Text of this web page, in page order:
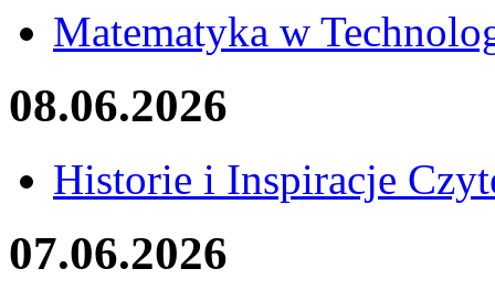
Matematyka w
08.06.2026
Historie i Inspiracje
07.06.2026